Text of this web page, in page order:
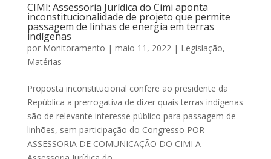
CIMI: Assessoria Jurídica do Cimi aponta
inconstitucionalidade de projeto que permite
passagem de linhas de energia em terras
indígenas
por Monitoramento | maio 11, 2022| Legislação,
Matérias
Proposta inconstitucional confere ao presidente da
República a prerrogativa de dizer quais terras indígenas
são de relevante interesse público para passagem de
linhões, sem participação do Congresso POR
ASSESSORIA DE COMUNICAÇÃO DO CIMI A